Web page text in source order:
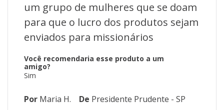
um grupo de mulheres que se doam
para que o lucro dos produtos sejam
enviados para missionários
Você recomendaria esse produto a um
amigo?
Sim
Por Maria H. De Presidente Prudente - SP